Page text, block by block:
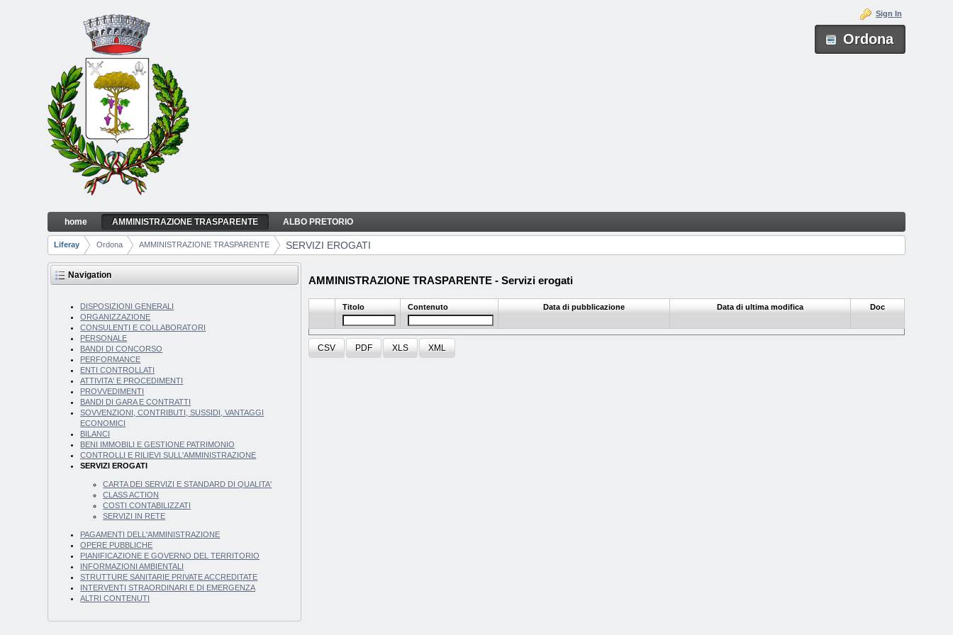
Ordona
SERVIZI EROGATI
Sign In
Navigation
home AMMINISTRAZIONE TRASPARENTE ALBO PRETORIO
Breadcrumbs
Liferay Ordona AMMINISTRAZIONE TRASPARENTE SERVIZI EROGATI
Navigation
DISPOSIZIONI GENERALI
ORGANIZZAZIONE
CONSULENTI E COLLABORATORI
PERSONALE
BANDI DI CONCORSO
PERFORMANCE
ENTI CONTROLLATI
ATTIVITA' E PROCEDIMENTI
PROVVEDIMENTI
BANDI DI GARA E CONTRATTI
SOVVENZIONI, CONTRIBUTI, SUSSIDI, VANTAGGI
ECONOMICI
BILANCI
BENI IMMOBILI E GESTIONE PATRIMONIO
CONTROLLI E RILIEVI SULL'AMMINISTRAZIONE
SERVIZI EROGATI
CARTA DEI SERVIZI E STANDARD DI QUALITA'
CLASS ACTION
COSTI CONTABILIZZATI
SERVIZI IN RETE
PAGAMENTI DELL'AMMINISTRAZIONE
OPERE PUBBLICHE
PIANIFICAZIONE E GOVERNO DEL TERRITORIO
INFORMAZIONI AMBIENTALI
STRUTTURE SANITARIE PRIVATE ACCREDITATE
INTERVENTI STRAORDINARI E DI EMERGENZA
ALTRI CONTENUTI
AMMINISTRAZIONE TRASPARENTE - Servizi erogati
Titolo Contenuto Data di pubblicazione Data di ultima modifica Doc
CSV PDF XLS XML